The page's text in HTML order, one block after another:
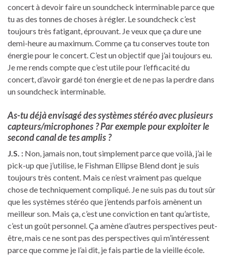
concert à devoir faire un soundcheck interminable parce que
tu as des tonnes de choses à régler. Le soundcheck c’est
toujours très fatigant, éprouvant. Je veux que ça dure une
demi-heure au maximum. Comme ça tu conserves toute ton
énergie pour le concert. C’est un objectif que j’ai toujours eu.
Je me rends compte que c’est utile pour l’efficacité du
concert, d’avoir gardé ton énergie et de ne pas la perdre dans
un soundcheck interminable.
As-tu déjà envisagé des systèmes stéréo avec plusieurs
capteurs/microphones ? Par exemple pour exploiter le
second canal de tes amplis ?
J.S. : Non, jamais non, tout simplement parce que voilà, j’ai le
pick-up que j’utilise, le Fishman Ellipse Blend dont je suis
toujours très content. Mais ce n’est vraiment pas quelque
chose de techniquement compliqué. Je ne suis pas du tout sûr
que les systèmes stéréo que j’entends parfois amènent un
meilleur son. Mais ça, c’est une conviction en tant qu’artiste,
c’est un goût personnel. Ça amène d’autres perspectives peut-
être, mais ce ne sont pas des perspectives qui m’intéressent
parce que comme je l’ai dit, je fais partie de la vieille école.